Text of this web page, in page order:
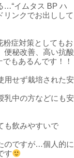
i
…“イムタス BP ハ
リンクでお出しして
粉症対策としてもお
便秘改善、高い抗酸
もあるんです！！
用せず栽培された安
乳中の方などにも安
も飲みやすいで
のですが…個人的に
す